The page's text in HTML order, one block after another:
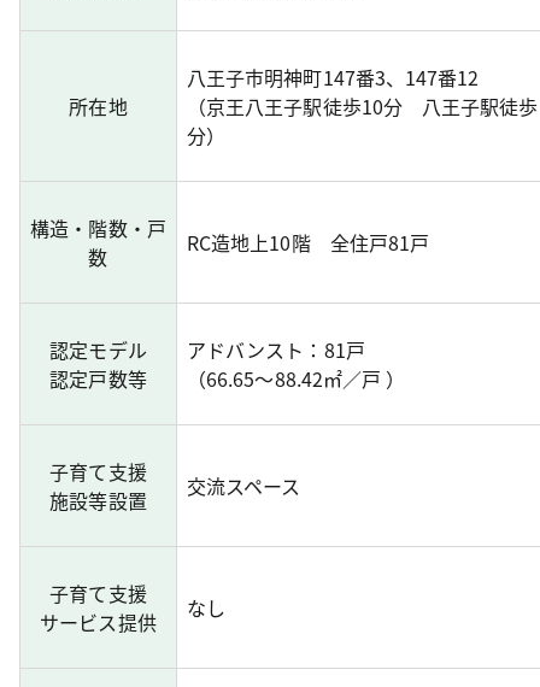
所在地
八王子市明神町147番3、147番12
（京王八王子駅徒歩10分 八王子駅徒
分）
構造・階数・戸
数
RC造地上10階 全住戸81戸
認定モデル
認定戸数等
アドバンスト：81戸
（66.65～88.42㎡／戸 ）
子育て支援
施設等設置
交流スペース
子育て支援
サービス提供
なし